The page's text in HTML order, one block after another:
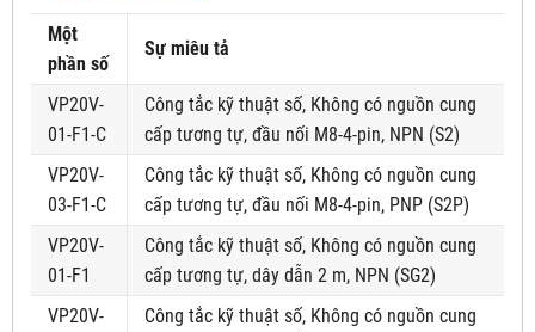
Một
phần số
Sự miêu tả
VP20V-
01-F1-C
Công tắc kỹ thuật số, Không có nguồn cung
cấp tương tự, đầu nối M8-4-pin, NPN (S2)
VP20V-
03-F1-C
Công tắc kỹ thuật số, Không có nguồn cung
cấp tương tự, đầu nối M8-4-pin, PNP (S2P)
VP20V-
01-F1
Công tắc kỹ thuật số, Không có nguồn cung
cấp tương tự, dây dẫn 2 m, NPN (SG2)
VP20V-
Công tắc kỹ thuật số, Không có nguồn cung